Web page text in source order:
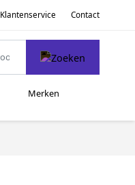
Klantenservice Contact
Merken